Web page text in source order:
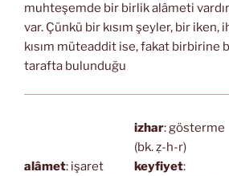
muhteşemde bir birlik alâmeti
var. Çünkü bir kısım şeyler, bir iken,
kısım müteaddit ise, fakat birbirine
tarafta bulunduğu
alâmet: işaret
izhar: gösterme
(bk. ẓ-h-r)
keyfiyet: